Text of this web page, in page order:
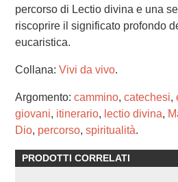
percorso di Lectio divina e una
riscoprire il significato profondo
eucaristica.
Collana: Vivi da vivo.
Argomento: cammino, catechesi,
giovani, itinerario, lectio divina,
Dio, percorso, spiritualità.
PRODOTTI CORRELATI